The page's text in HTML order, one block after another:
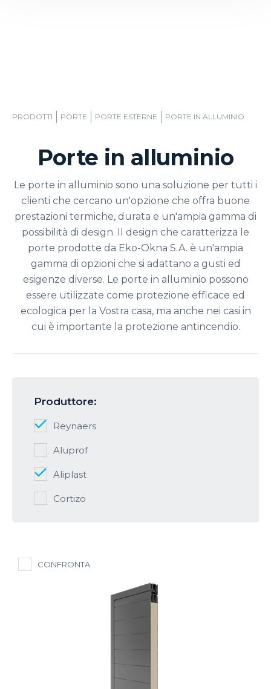
PRODOTTI PORTE PORTE ESTERNE PORTE IN ALLUMINIO
Porte in alluminio
Le porte in alluminio sono una soluzione per tutti i
clienti che cercano un'opzione che offra buone
prestazioni termiche, durata e un'ampia gamma di
possibilità di design. Il design che caratterizza le
porte prodotte da Eko-Okna S.A. è un'ampia
gamma di opzioni che si adattano a gusti ed
esigenze diverse. Le porte in alluminio possono
essere utilizzate come protezione efficace ed
ecologica per la Vostra casa, ma anche nei casi in
cui è importante la protezione antincendio.
Produttore:
Reynaers
Aluprof
Aliplast
Cortizo
CONFRONTA